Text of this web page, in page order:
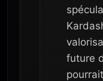
future